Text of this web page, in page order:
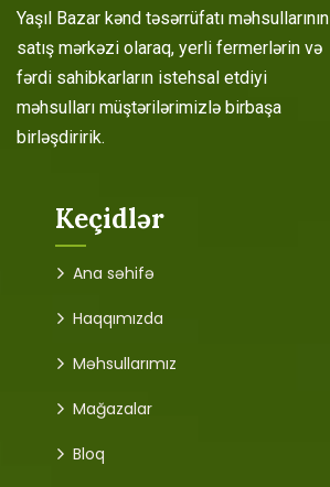
Yaşıl Bazar kənd təsərrüfatı məhsullarının
satış mərkəzi olaraq, yerli fermerlərin və
fərdi sahibkarların istehsal etdiyi
məhsulları müştərilərimizlə birbaşa
birləşdiririk.
Keçidlər
Ana səhifə
Haqqımızda
Məhsullarımız
Mağazalar
Bloq